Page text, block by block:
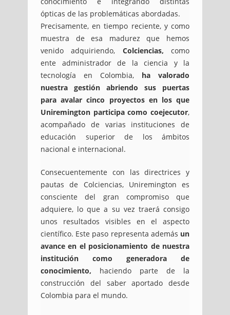
ópticas de las problemáticas abordadas.
Precisamente, en tiempo reciente, y como
muestra de esa madurez que hemos
venido adquiriendo, Colciencias, como
ente administrador de la ciencia y la
tecnología en Colombia, ha valorado
nuestra gestión abriendo sus puertas
para avalar cinco proyectos en los que
Uniremington participa como coejecutor,
acompañado de varias instituciones de
educación superior de los ámbitos
nacional e internacional.
Consecuentemente con las directrices y
pautas de Colciencias, Uniremington es
consciente del gran compromiso que
adquiere, lo que a su vez traerá consigo
unos resultados visibles en el aspecto
científico. Este paso representa además un
avance en el posicionamiento de nuestra
institución como generadora de
conocimiento, haciendo parte de la
construcción del saber aportado desde
Colombia para el mundo.